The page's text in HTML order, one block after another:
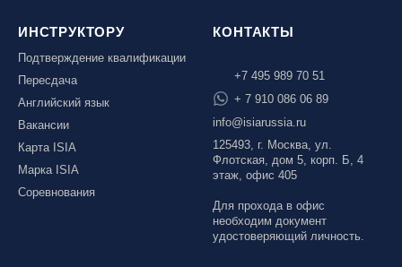
ИНСТРУКТОРУ
Подтверждение квалификации
Пересдача
Английский язык
Вакансии
Карта ISIA
Марка ISIA
Соревнования
КОНТАКТЫ
+7 495 989 70 51
+ 7 910 086 06 89
info@isiarussia.ru
125493, г. Москва, ул.
Флотская, дом 5, корп. Б, 4
этаж, офис 405
Для прохода в офис
необходим документ
удостоверяющий личность.